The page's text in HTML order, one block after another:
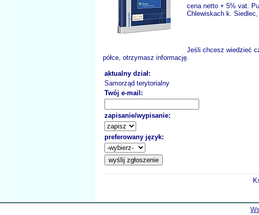
cena netto + 5% vat.
Chlewiskach k.
Jeśli chcesz wiedzieć
półce, otrzymasz informację.
aktualny dział:
Samorząd terytorialny
Twój e-mail:
zapisanie/wypisanie:
preferowany język: